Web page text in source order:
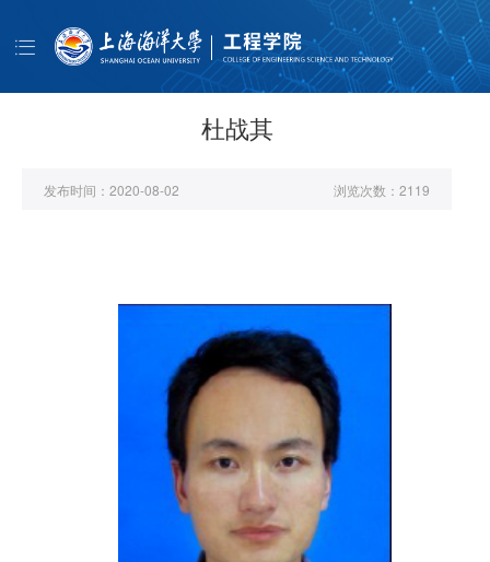
首页
人才培养
杜战其
发布时间： 2020-08-02 浏览次数： 2119